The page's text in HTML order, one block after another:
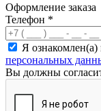
Оформление заказа
Телефон *
Я
персональных
Вы должны